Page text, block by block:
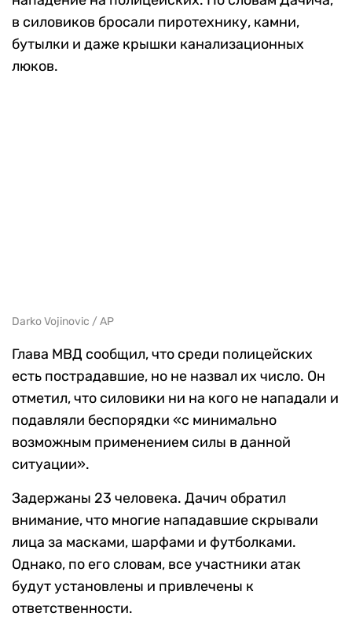
в силовиков бросали пиротехнику, камни,
бутылки и даже крышки канализационных
люков.
Darko Vojinovic / AP
Глава МВД сообщил, что среди полицейских
есть пострадавшие, но не назвал их число. Он
отметил, что силовики ни на кого не нападали и
подавляли беспорядки «с минимально
возможным применением силы в данной
ситуации».
Задержаны 23 человека. Дачич обратил
внимание, что многие нападавшие скрывали
лица за масками, шарфами и футболками.
Однако, по его словам, все участники атак
будут установлены и привлечены к
ответственности.